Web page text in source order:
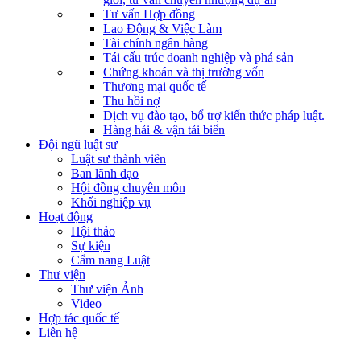
Tư vấn Hợp đồng
Lao Động & Việc Làm
Tài chính ngân hàng
Tái cấu trúc doanh nghiệp và phá sản
Chứng khoán và thị trường vốn
Thương mại quốc tế
Thu hồi nợ
Dịch vụ đào tạo, bổ trợ kiến thức pháp luật.
Hàng hải & vận tải biển
Đội ngũ luật sư
Luật sư thành viên
Ban lãnh đạo
Hội đồng chuyên môn
Khối nghiệp vụ
Hoạt động
Hội thảo
Sự kiện
Cẩm nang Luật
Thư viện
Thư viện Ảnh
Video
Hợp tác quốc tế
Liên hệ